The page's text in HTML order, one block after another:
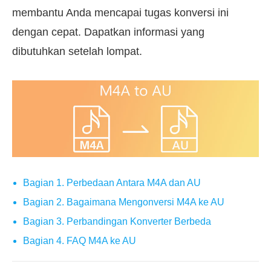
membantu Anda mencapai tugas konversi ini
dengan cepat. Dapatkan informasi yang
dibutuhkan setelah lompat.
Bagian 1. Perbedaan Antara M4A dan AU
Bagian 2. Bagaimana Mengonversi M4A ke AU
Bagian 3. Perbandingan Konverter Berbeda
Bagian 4. FAQ M4A ke AU